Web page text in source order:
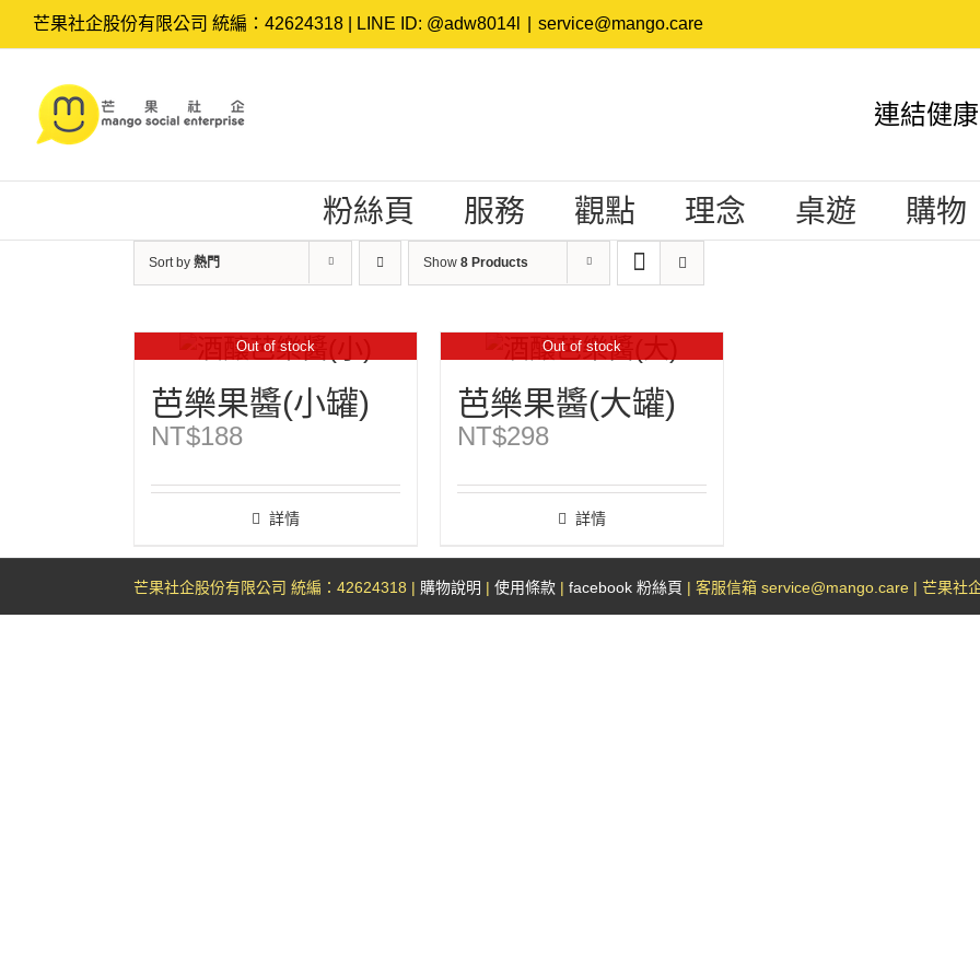
Skip
to
content
芒果社企股份有限公司 統編：42624318 | LINE ID: @adw8014l service@mango.care
連結健
粉絲頁 服務 觀點 理念 桌遊 購物
Sort by 熱門 Show 8 Products
Out of stock
芭樂果醬(小罐)
NT$188
詳情
Out of stock
芭樂果醬(大罐)
NT$298
詳情
芒果社企股份有限公司 統編：42624318 | 購物說明 | 使用條款 | facebook 粉絲頁 | 客服信箱 service@mango.care | 芒果社